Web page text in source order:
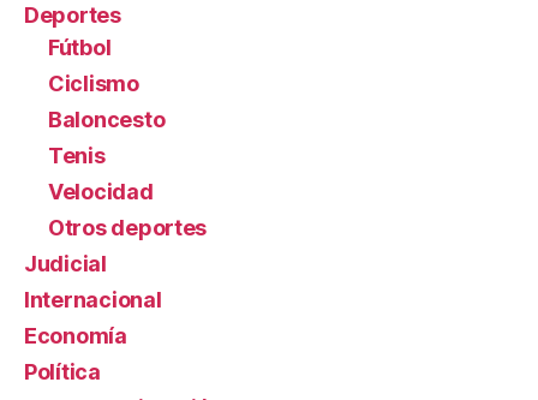
Deportes
Fútbol
Ciclismo
Baloncesto
Tenis
Velocidad
Otros deportes
Judicial
Internacional
Economía
Política